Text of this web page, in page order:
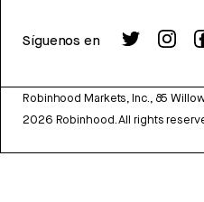
Síguenos en
Robinhood Markets, Inc., 85
2026 Robinhood. All rights